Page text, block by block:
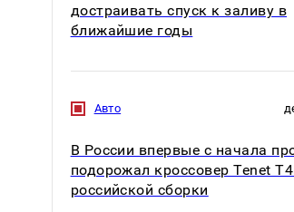
достраивать спуск к заливу в
ближайшие годы
Авто
В России впервые с начала
подорожал кроссовер Tenet
российской сборки